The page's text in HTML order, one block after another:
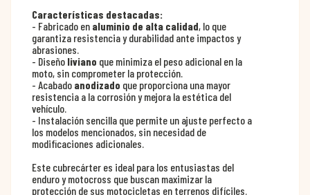
Características destacadas:
- Fabricado en aluminio de alta calidad, lo que
garantiza resistencia y durabilidad ante impactos y
abrasiones.
- Diseño liviano que minimiza el peso adicional en la
moto, sin comprometer la protección.
- Acabado anodizado que proporciona una mayor
resistencia a la corrosión y mejora la estética del
vehículo.
- Instalación sencilla que permite un ajuste perfecto a
los modelos mencionados, sin necesidad de
modificaciones adicionales.
Este cubrecárter es ideal para los entusiastas del
enduro y motocross que buscan maximizar la
protección de sus motocicletas en terrenos difíciles.